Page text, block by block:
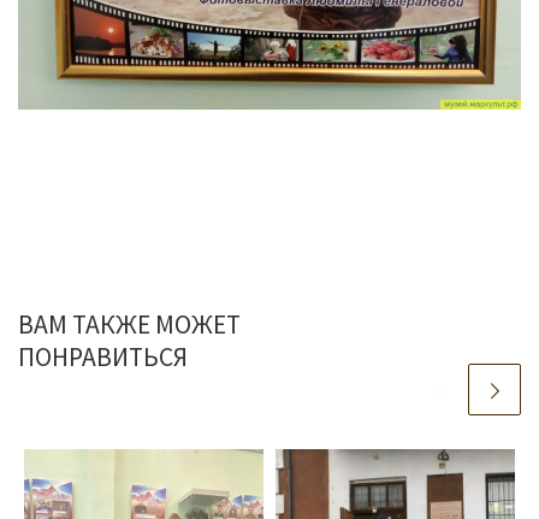
ВАМ ТАКЖЕ МОЖЕТ
ПОНРАВИТЬСЯ